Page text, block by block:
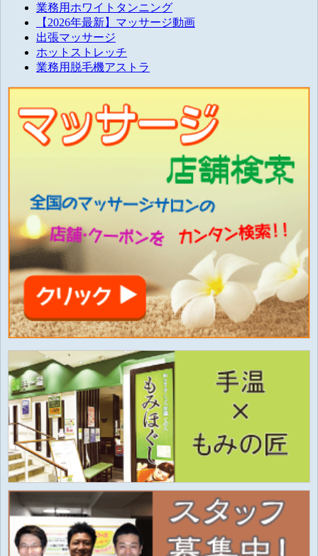
業務用ホワイトタンニング
【2026年最新】マッサージ動画
出張マッサージ
ホットストレッチ
業務用脱毛機アストラ